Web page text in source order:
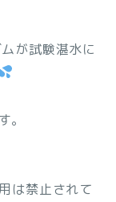
が試験湛水に
。
は禁止されて